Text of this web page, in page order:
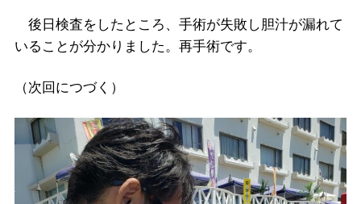
後日検査をしたところ、手術が失敗し胆汁が漏れて
いることが分かりました。再手術です。
（次回につづく）